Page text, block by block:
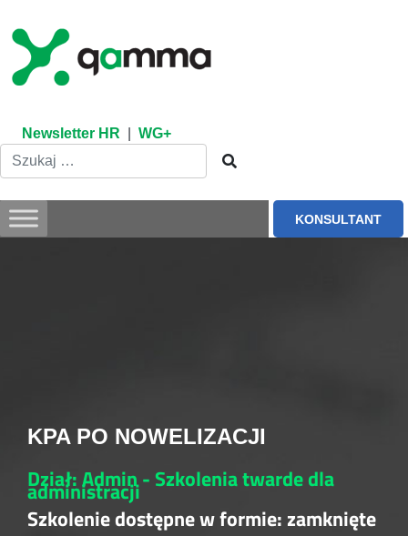
content
Newsletter HR WG+
KONSULTANT
KPA PO NOWELIZACJI
Dział: Admin - Szkolenia twarde dla
administracji
Szkolenie dostępne w formie: zamknięte